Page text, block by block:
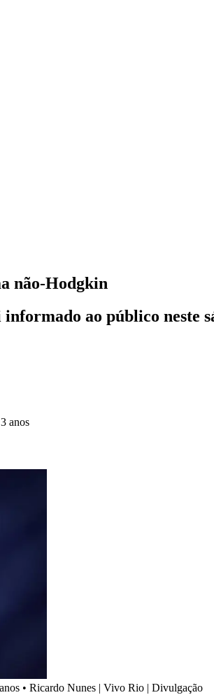
não-Hodgkin
ao público
anos
• Ricardo Nunes | Vivo Rio | Divulgação